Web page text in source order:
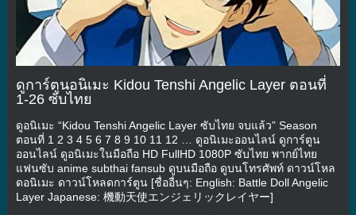
ดูการ์ตูนอนิเมะ Kidou Tenshi Angelic Layer ตอนที่
1-26 ซับไทย
ดูอนิเมะ “Kidou Tenshi Angelic Layer ซับไทย จบแล้ว” Season
ตอนที่ 1 2 3 4 5 6 7 8 9 10 11 12 … ดูอนิเมะออนไลน์ ดูการ์ตูน
ออนไลน์ ดูอนิเมะในมือถือ HD FullHD 1080P ซับไทย พากย์ไทย
แฟนซับ anime subthai fansub ดูบนมือถือ ดูบนโทรศัพท์ ดาวน์โหล
ดอนิเมะ ดาวน์โหลดการ์ตูน [ชื่ออื่นๆ: English: Battle Doll Angelic
Layer Japanese: 機動天使エンジェリックレイヤー]